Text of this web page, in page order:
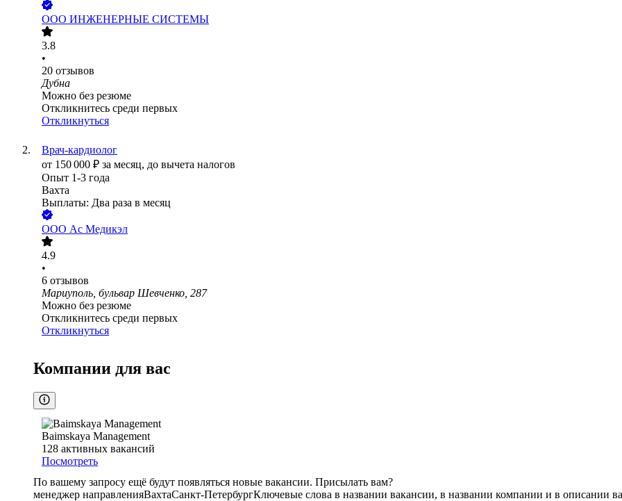
ООО ИНЖЕНЕРНЫЕ СИСТЕМЫ
3.8
•
20 отзывов
Дубна
Можно без резюме
Откликнитесь среди первых
Откликнуться
Врач-кардиолог
от 150 000 ₽ за месяц, до вычета налогов
Опыт 1-3 года
Вахта
Выплаты: Два раза в месяц
ООО Ас Медикэл
4.9
•
6 отзывов
Мариуполь, бульвар Шевченко, 287
Можно без резюме
Откликнитесь среди первых
Откликнуться
Компании для вас
Baimskaya Management
128 активных вакансий
Посмотреть
По вашему запросу ещё будут появляться новые вакансии. Присылать вам?
менеджер направленияВахтаСанкт-ПетербургКлючевые слова в названии вакансии, в названии компании и в описании